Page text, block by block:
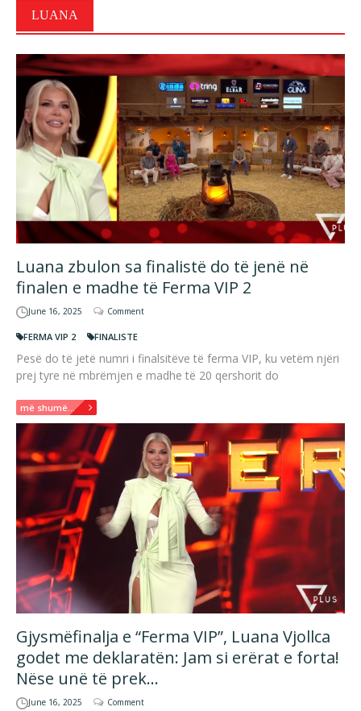
LUANA
Luana zbulon sa finalistë do të jenë në
finalen e madhe të Ferma VIP 2
June 16, 2025 Comment
FERMA VIP 2 FINALISTE
Pesë do të jetë numri i finalsitëve të ferma VIP, ku vetëm njëri
prej tyre në mbrëmjen e madhe të 20 qershorit do
më shumë...
Gjysmëfinalja e “Ferma VIP”, Luana Vjollca
godet me deklaratën: Jam si erërat e forta!
Nëse unë të prek…
June 16, 2025 Comment